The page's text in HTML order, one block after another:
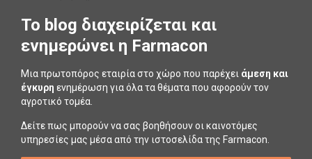
To blog διαχειρίζεται και
ενημερώνει η Farmacon
Μια πρωτοπόρος εταιρία στο χώρο που παρέχει άμεση και
έγκυρη ενημέρωση για όλα τα θέματα που αφορούν τον
αγροτικό τομέα.
Δείτε πως μπορούν να σας βοηθήσουν οι καινοτόμες
υπηρεσίες μας μέσα από την ιστοσελίδα της Farmacon.